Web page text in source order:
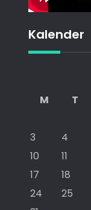
Kalender
M
T
3
4
10
11
17
18
24
25